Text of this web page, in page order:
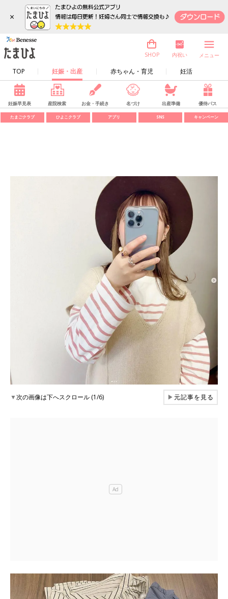
×
TOP 妊娠・出産 赤ちゃん・育児 妊活
SHOP 内祝い メニュー
妊娠早見表 産院検索 お金・手続き 名づけ 出産準備 優待パス
たまごクラブ ひよこクラブ アプリ SNS キャンペーン
▼次の画像は下へスクロール (1/6) ▶元記事を見る